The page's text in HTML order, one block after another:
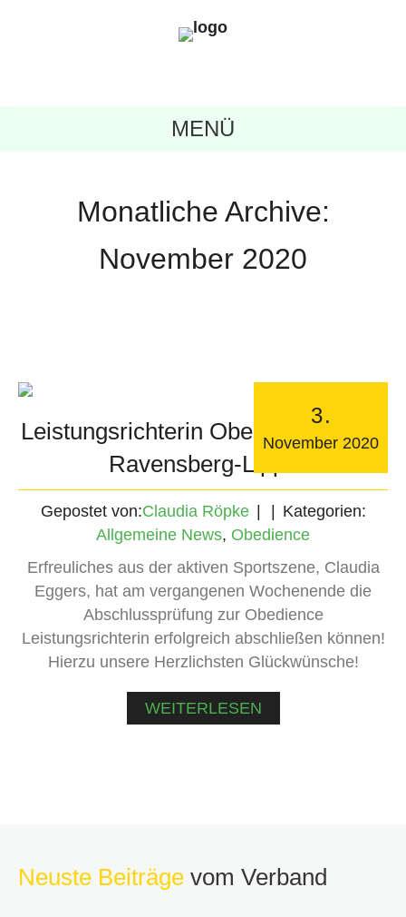
MENÜ
Monatliche Archive:
November 2020
Leistungsrichterin Obedience im LV
Ravensberg-Lippe
3.
November 2020
Gepostet von:Claudia Röpke
Kategorien:
Allgemeine News, Obedience
Erfreuliches aus der aktiven Sportszene, Claudia
Eggers, hat am vergangenen Wochenende die
Abschlussprüfung zur Obedience
Leistungsrichterin erfolgreich abschließen können!
Hierzu unsere Herzlichsten Glückwünsche!
WEITERLESEN
Neuste Beiträge vom Verband